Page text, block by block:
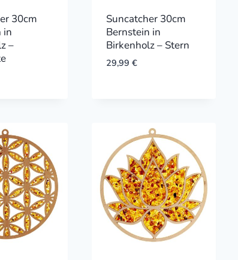
30cm
in
–
Suncatcher 30cm
Bernstein in
Birkenholz – Stern
29,99€